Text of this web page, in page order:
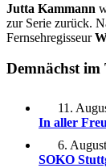
Jutta Kammann
zur Serie zurück.
Fernsehregisseur
Demnächst im
11.
In aller
6.
SOKO